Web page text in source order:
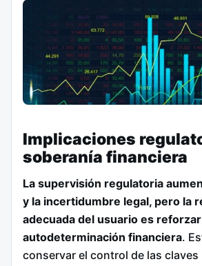
Implicaciones
soberanía financiera
La supervisión regulatoria
y la incertidumbre legal, pero la
adecuada del usuario es
autodeterminación financiera.
conservar el control de las